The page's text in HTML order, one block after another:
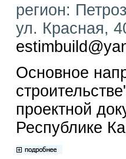
регион:
ул. Красная,
Основное
проектной
Республике